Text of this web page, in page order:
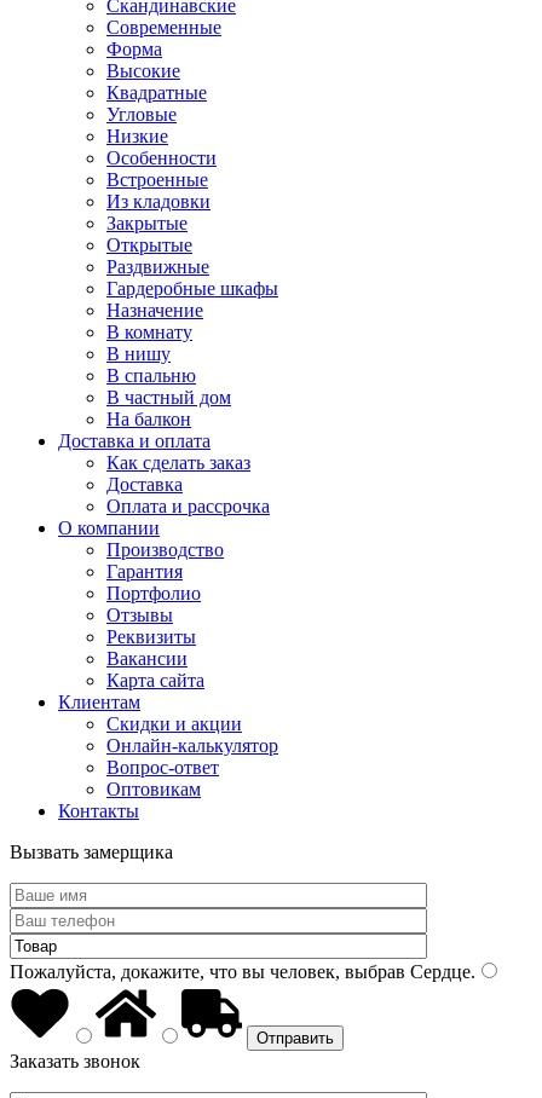
Скандинавские
Современные
Форма
Высокие
Квадратные
Угловые
Низкие
Особенности
Встроенные
Из кладовки
Закрытые
Открытые
Раздвижные
Гардеробные шкафы
Назначение
В комнату
В нишу
В спальню
В частный дом
На балкон
Доставка и оплата
Как сделать заказ
Доставка
Оплата и рассрочка
О компании
Производство
Гарантия
Портфолио
Отзывы
Реквизиты
Вакансии
Карта сайта
Клиентам
Скидки и акции
Онлайн-калькулятор
Вопрос-ответ
Оптовикам
Контакты
Вызвать замерщика
Пожалуйста, докажите, что вы человек, выбрав Сердце.
Заказать звонок